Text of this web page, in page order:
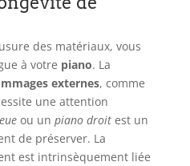
des matériaux, vous
à votre piano. La
externes, comme
une attention
ou un piano droitest un
de préserver. La
est intrinsèquement liée